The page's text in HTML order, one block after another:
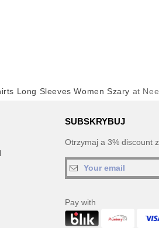
Long Sleeves Women Szary at
SUBSKRYBUJ
Otrzymaj a 3% discount
Pay with